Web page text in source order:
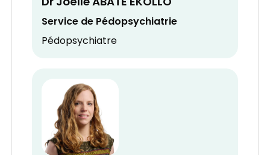
Service de Pédopsychiatrie
Pédopsychiatre